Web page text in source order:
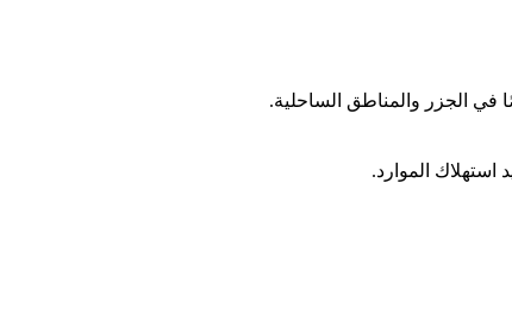
في الجزر والمناطق الساحلية.
استهلاك الموارد.